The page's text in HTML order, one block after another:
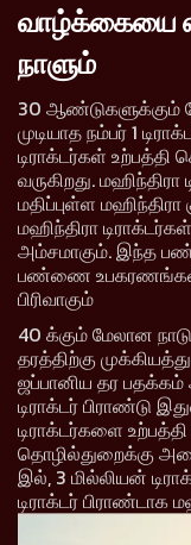
வாழ்க்கையை
நாளும்
30 ஆண்டுகளுக்கும்
முடியாத நம்பர் 1
டிராக்டர்கள் உற்பத்தி
வருகிறது.
மதிப்புள்ள
மஹிந்திரா
அம்சமாகும். இந்த
பண்ணை உபகரணங்கள்
பிரிவாகும்
40 க்கும் மேலான
தரத்திற்கு
ஜப்பானிய தர
டிராக்டர் பிராண்டு
டிராக்டர்களை
தொழில்துறைக்கு
இல், 3 மில்லியன்
டிராக்டர் பிராண்டாக